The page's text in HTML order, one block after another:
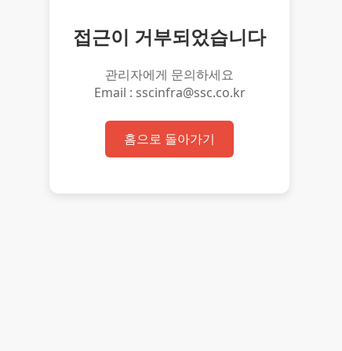
접근이 거부되었습니다
관리자에게 문의하세요
Email : sscinfra@ssc.co.kr
홈으로 돌아가기